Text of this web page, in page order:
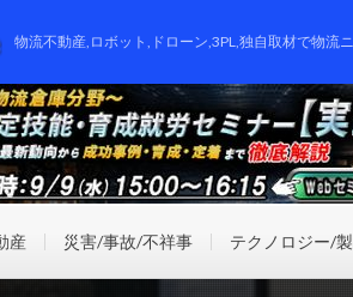
物流不動産,ロボット,ドローン,3PL,独自取材で物流
産 災害/事故/不祥事 テクノロジー/